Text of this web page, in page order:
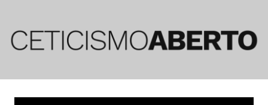
conteúdo